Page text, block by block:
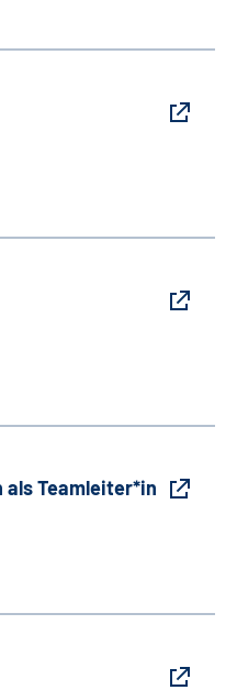
als Teamleiter*in